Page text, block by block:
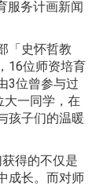
服务计画新闻
「史怀哲教
16位师资培育
3位曾参与过
一同学，在
孩子们的温暖
得的不仅是
成长。而对师